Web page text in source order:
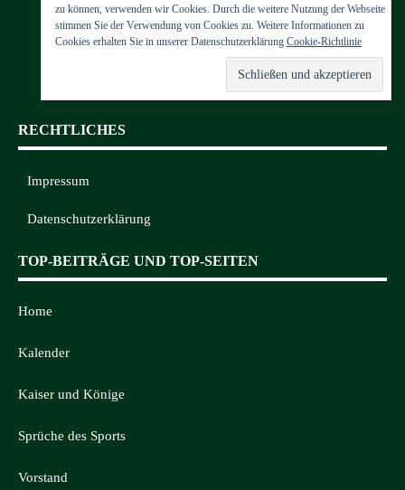
zu können, verwenden wir Cookies. Durch die weitere Nutzung der Webseite
stimmen Sie der Verwendung von Cookies zu. Weitere Informationen zu
Cookies erhalten Sie in unserer Datenschutzerklärung Cookie-Richtlinie
RECHTLICHES
Impressum
Datenschutzerklärung
TOP-BEITRÄGE UND TOP-SEITEN
Home
Kalender
Kaiser und Könige
Sprüche des Sports
Vorstand